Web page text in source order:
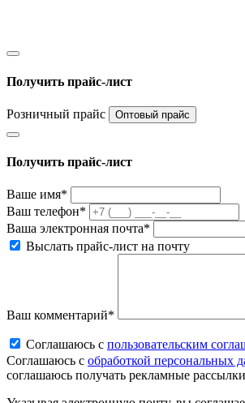
Получить прайс-лист
Розничный прайс Оптовый прайс
Получить прайс-лист
Ваше имя*
Ваш телефон*
Ваша электронная почта*
Выслать прайс-лист на почту
Ваш комментарий*
Соглашаюсь c пользовательским
Соглашаюсь c обработкой персональных
соглашаюсь получать рекламные рассылки